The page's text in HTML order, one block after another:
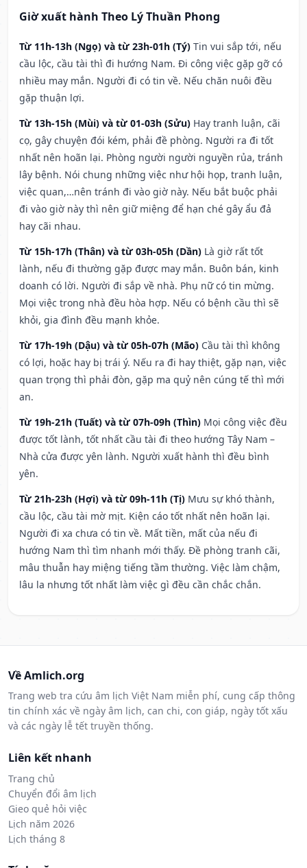
Giờ xuất hành Theo Lý Thuần Phong
Từ 11h-13h (Ngọ) và từ 23h-01h (Tý) Tin vui sắp tới, nếu
cầu lộc, cầu tài thì đi hướng Nam. Đi công việc gặp gỡ có
nhiều may mắn. Người đi có tin về. Nếu chăn nuôi đều
gặp thuận lợi.
Từ 13h-15h (Mùi) và từ 01-03h (Sửu) Hay tranh luận, cãi
cọ, gây chuyện đói kém, phải đề phòng. Người ra đi tốt
nhất nên hoãn lại. Phòng người người nguyền rủa, tránh
lây bệnh. Nói chung những việc như hội họp, tranh luận,
việc quan,…nên tránh đi vào giờ này. Nếu bắt buộc phải
đi vào giờ này thì nên giữ miệng để hạn ché gây ẩu đả
hay cãi nhau.
Từ 15h-17h (Thân) và từ 03h-05h (Dần) Là giờ rất tốt
lành, nếu đi thường gặp được may mắn. Buôn bán, kinh
doanh có lời. Người đi sắp về nhà. Phụ nữ có tin mừng.
Mọi việc trong nhà đều hòa hợp. Nếu có bệnh cầu thì sẽ
khỏi, gia đình đều mạnh khỏe.
Từ 17h-19h (Dậu) và từ 05h-07h (Mão) Cầu tài thì không
có lợi, hoặc hay bị trái ý. Nếu ra đi hay thiệt, gặp nạn, việc
quan trọng thì phải đòn, gặp ma quỷ nên cúng tế thì mới
an.
Từ 19h-21h (Tuất) và từ 07h-09h (Thìn) Mọi công việc đều
được tốt lành, tốt nhất cầu tài đi theo hướng Tây Nam –
Nhà cửa được yên lành. Người xuất hành thì đều bình
yên.
Từ 21h-23h (Hợi) và từ 09h-11h (Tị) Mưu sự khó thành,
cầu lộc, cầu tài mờ mịt. Kiện cáo tốt nhất nên hoãn lại.
Người đi xa chưa có tin về. Mất tiền, mất của nếu đi
hướng Nam thì tìm nhanh mới thấy. Đề phòng tranh cãi,
mâu thuẫn hay miệng tiếng tầm thường. Việc làm chậm,
lâu la nhưng tốt nhất làm việc gì đều cần chắc chắn.
Về Amlich.org
Trang web tra cứu âm lịch Việt Nam miễn phí, cung cấp thông
tin chính xác về ngày âm lịch, can chi, con giáp, ngày tốt xấu
và các ngày lễ tết truyền thống.
Liên kết nhanh
Trang chủ
Chuyển đổi âm lịch
Gieo quẻ hỏi việc
Lịch năm 2026
Lịch tháng 8